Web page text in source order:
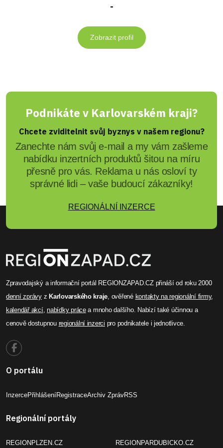
-
Zobrazit profil
Podnikáte v Karlovarském kraji?
Chcete zviditelnit svůj byznys v našem regionu?
Zanechte nám svůj e-mail a my vám zašleme
nabídku inzertních produktů šitou na míru
přesně pro vás. Reklama u nás osloví ty
správné lidi – vaše budoucí zákazníky!
REGIONÁLNÍ INZERCE
Zpravodajský a informační portál REGIONZAPAD.CZ přináší od roku 2000
denní zprávyz Karlovarského kraje, ověřené kontakty na regionální firmy,
kalendář akcí,nabídky prácea mnoho dalšího. Nabízí také účinnou a
cenově dostupnou regionální inzerci pro podnikatele i jednotlivce.
O portálu
InzercePřihlášeníRegistraceArchiv ZprávRSS
Regionální portály
REGIONPLZEN.CZ REGIONPARDUBICKO.CZ